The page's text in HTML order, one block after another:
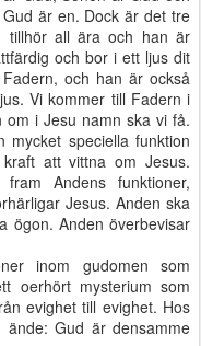
är en. Dock är det tre
tillhör all ära och han är
och bor i ett ljus dit
och han är också
Vi kommer till Fadern i
i Jesu namn ska vi få.
speciella funktion
att vittna om Jesus.
Andens funktioner,
Jesus. Anden ska
ögon. Anden överbevisar
inom gudomen som
oerhört mysterium som
evighet till evighet. Hos
Gud är densamme